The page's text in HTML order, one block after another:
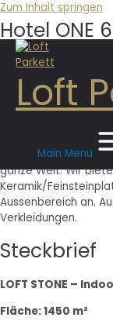
Zum Inhalt springen
Loft
Main Menu
Hotel ONE
LOFT STONE
Keramik /
möglich das sie ein
finden. Unser
ganze Welt. Wir
Keramik/
Aussenbereich an.
Verkleidungen.
Steckbrief
LOFT STONE –
Fläche: 1450 m²